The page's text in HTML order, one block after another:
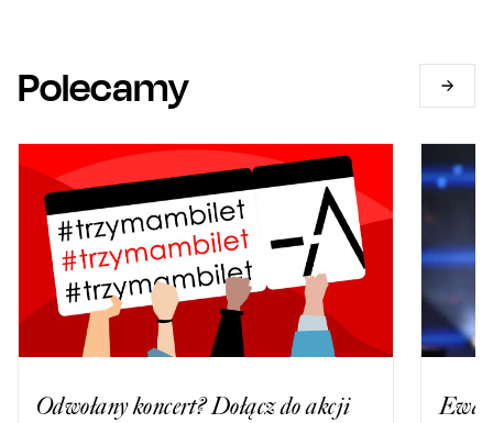
Polecamy
Odwołany koncert? Dołącz do akcji
Ewa